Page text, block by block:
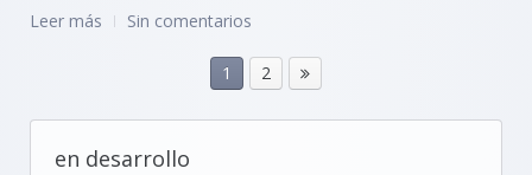
Leer más Sin comentarios
1 2
en desarrollo